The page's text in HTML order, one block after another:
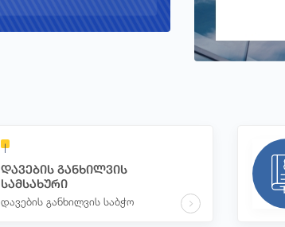
დავების განხილვის
სამსახური
დავების განხილვის საბჭო